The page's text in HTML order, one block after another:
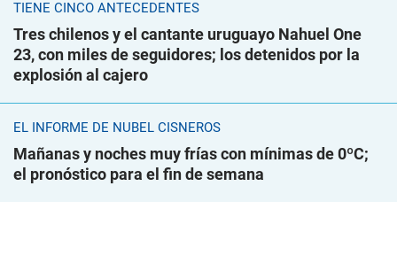
TIENE CINCO ANTECEDENTES
Tres chilenos y el cantante uruguayo Nahuel One
23, con miles de seguidores; los detenidos por la
explosión al cajero
EL INFORME DE NUBEL CISNEROS
Mañanas y noches muy frías con mínimas de 0ºC;
el pronóstico para el fin de semana